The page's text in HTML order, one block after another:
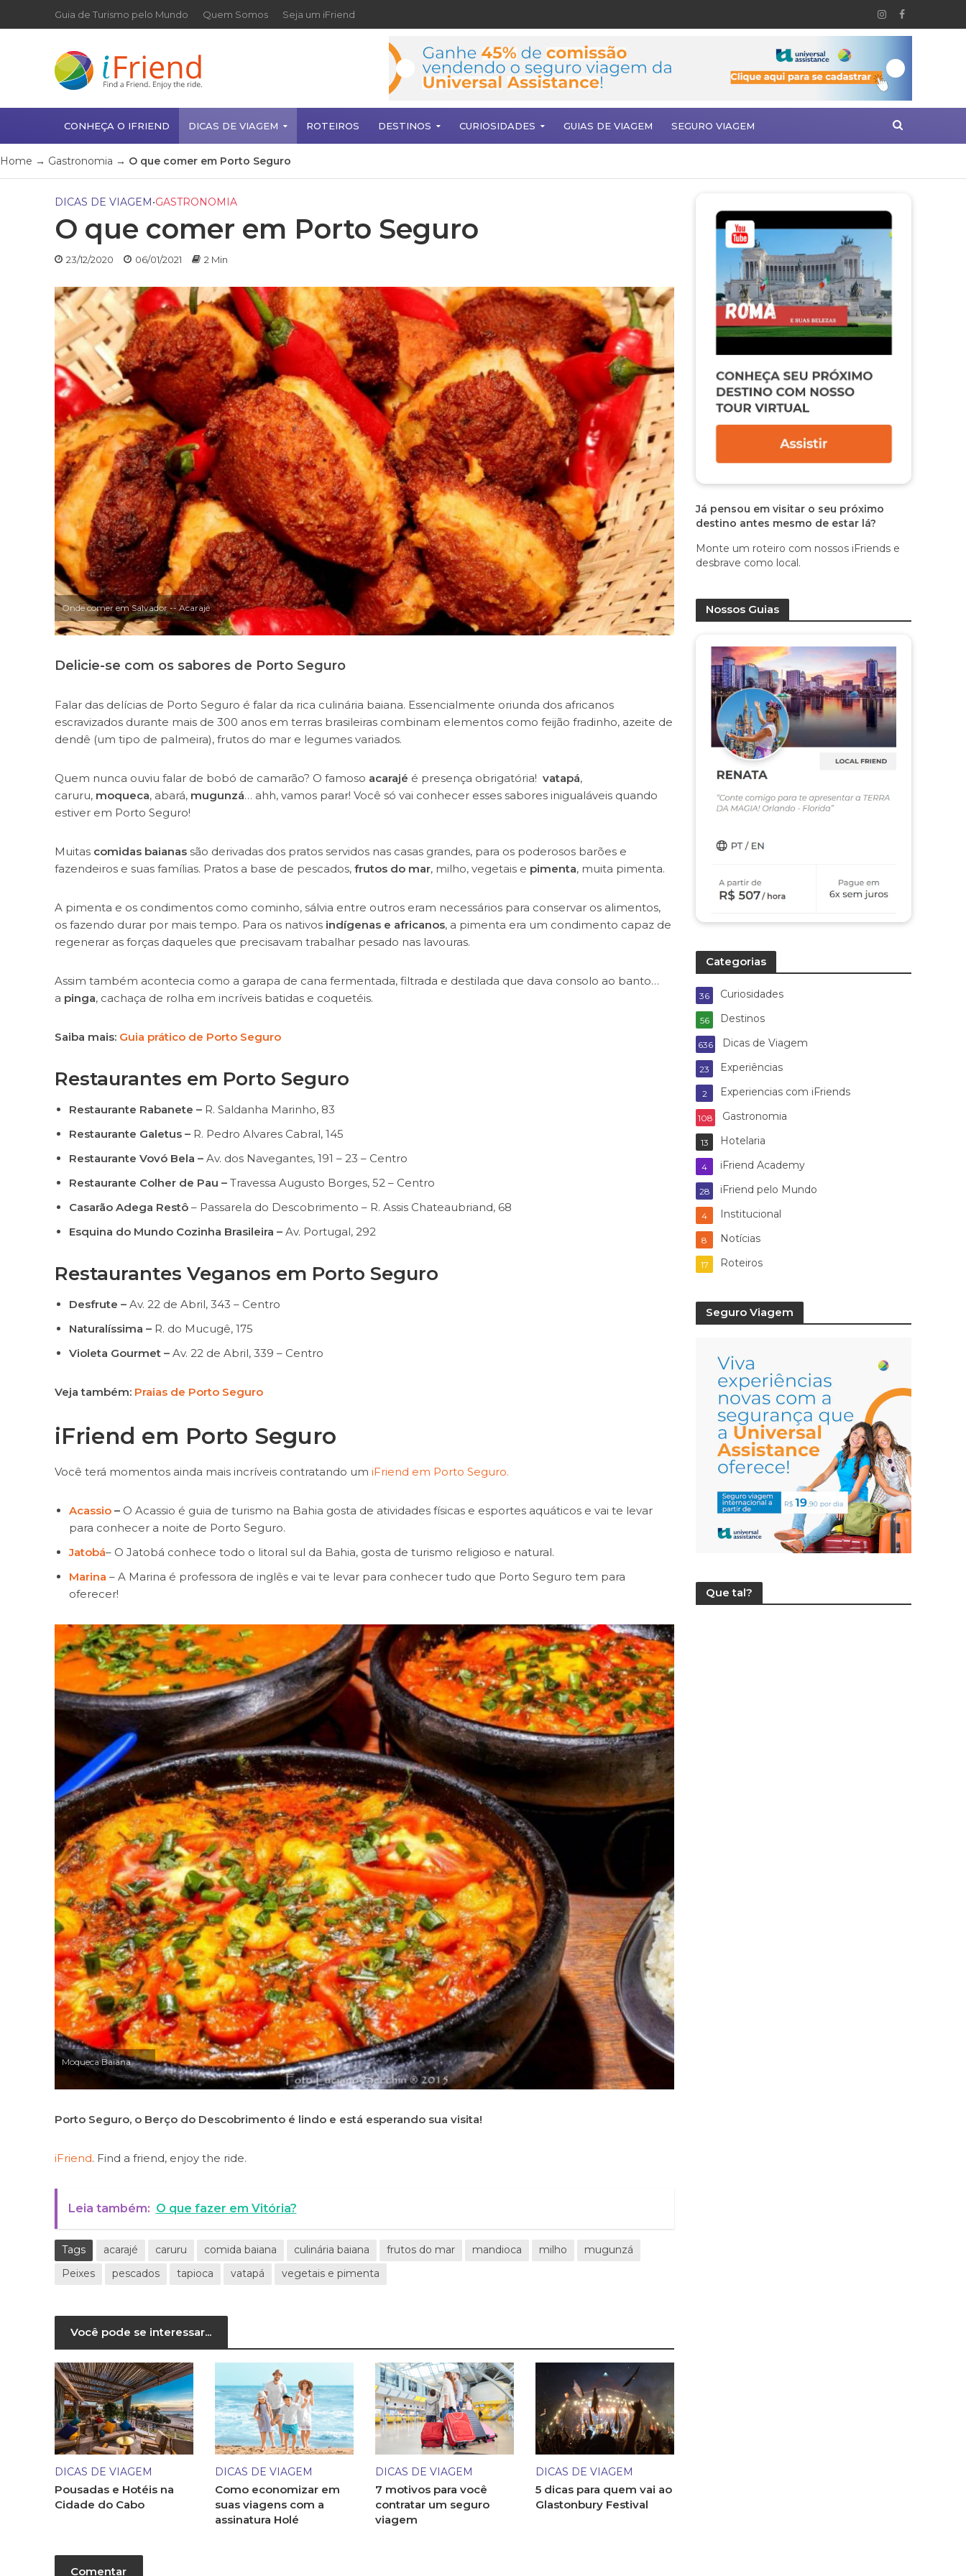
Guia de Turismo pelo Mundo Quem Somos Seja um iFriend
CONHEÇA O IFRIEND DICAS DE VIAGEM ROTEIROS DESTINOS CURIOSIDADES GUIAS DE VIAGEM SEGURO VIAGEM
Home → Gastronomia → O que comer em Porto Seguro
DICAS DE VIAGEM•GASTRONOMIA
O que comer em Porto Seguro
23/12/2020 06/01/2021 2 Min
Onde comer em Salvador -- Acarajé
Delicie-se com os sabores de Porto Seguro
Falar das delícias de Porto Seguro é falar da rica culinária baiana. Essencialmente oriunda dos africanos
escravizados durante mais de 300 anos em terras brasileiras combinam elementos como feijão fradinho, azeite de
dendê (um tipo de palmeira), frutos do mar e legumes variados.
Quem nunca ouviu falar de bobó de camarão? O famoso acarajé é presença obrigatória! vatapá,
caruru, moqueca, abará, mugunzá… ahh, vamos parar! Você só vai conhecer esses sabores inigualáveis quando
estiver em Porto Seguro!
Muitas comidas baianassão derivadas dos pratos servidos nas casas grandes, para os poderosos barões e
fazendeiros e suas famílias. Pratos a base de pescados, frutos do mar, milho, vegetais e pimenta, muita pimenta.
A pimenta e os condimentos como cominho, sálvia entre outros eram necessários para conservar os alimentos,
os fazendo durar por mais tempo. Para os nativosindígenas e africanos, a pimenta era um condimento capaz de
regenerar as forças daqueles que precisavam trabalhar pesado nas lavouras.
Assim também acontecia como a garapa de cana fermentada, filtrada e destilada que dava consolo ao banto…
a pinga, cachaça de rolha em incríveis batidas e coquetéis.
Saiba mais: Guia prático de Porto Seguro
Restaurantes em Porto Seguro
Restaurante Rabanete –R. Saldanha Marinho, 83
Restaurante Galetus –R. Pedro Alvares Cabral, 145
Restaurante Vovó Bela –Av. dos Navegantes, 191 – 23 – Centro
Restaurante Colher de Pau –Travessa Augusto Borges, 52 – Centro
Casarão Adega Restô– Passarela do Descobrimento – R. Assis Chateaubriand, 68
Esquina do Mundo Cozinha Brasileira –Av. Portugal, 292
Restaurantes Veganos em Porto Seguro
Desfrute –Av. 22 de Abril, 343 – Centro
Naturalíssima – R. do Mucugê, 175
Violeta Gourmet – Av. 22 de Abril, 339 – Centro
Veja também: Praias de Porto Seguro
iFriend em Porto Seguro
Você terá momentos ainda mais incríveis contratando um iFriend em Porto Seguro.
Acassio– O Acassio é guia de turismo na Bahia gosta de atividades físicas e esportes aquáticos e vai te levar
para conhecer a noite de Porto Seguro.
Jatobá– O Jatobá conhece todo o litoral sul da Bahia, gosta de turismo religioso e natural.
Marina – A Marina é professora de inglês e vai te levar para conhecer tudo que Porto Seguro tem para
oferecer!
Moqueca Baiana
Porto Seguro, o Berço do Descobrimento é lindo e está esperando sua visita!
iFriend. Find a friend, enjoy the ride.
Leia também: O que fazer em Vitória?
Tags acarajé caruru comida baiana culinária baiana frutos do mar mandioca milho
mugunzá
Peixes
pescados tapioca vatapá vegetais e pimenta
Você pode se interessar...
DICAS DE VIAGEM
Pousadas e Hotéis na
Cidade do Cabo
DICAS DE VIAGEM
Como economizar em
suas viagens com a
assinatura Holé
DICAS DE VIAGEM
7 motivos para você
contratar um seguro
viagem
DICAS DE VIAGEM
5 dicas para quem vai ao
Glastonbury Festival
Comentar
Já pensou em visitar o seu próximo
destino antes mesmo de estar lá?
Monte um roteiro com nossos iFriends e
desbrave como local.
Nossos Guias
Categorias
Curiosidades
36
Destinos
56
Dicas de Viagem
636
Experiências
23
Experiencias com iFriends
2
Gastronomia
108
Hotelaria
13
iFriend Academy
4
iFriend pelo Mundo
28
Institucional
4
Notícias
8
Roteiros
17
Seguro Viagem
Que tal?